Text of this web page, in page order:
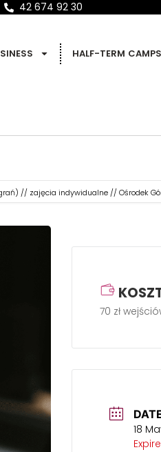
42 674 92 30
HALF-TERM
// zajęcia indywidualne // Ośrodek
18
70 zł